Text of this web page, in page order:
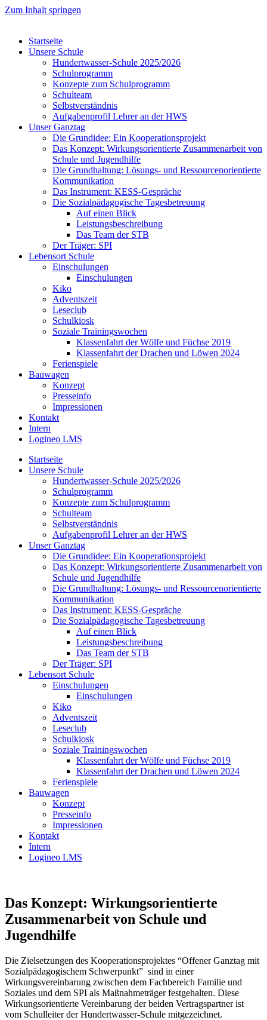
Zum Inhalt springen
Startseite
Unsere Schule
Hundertwasser-Schule 2025/2026
Schulprogramm
Konzepte zum Schulprogramm
Schulteam
Selbst­ver­ständ­nis
Aufgabenprofil Lehrer an der HWS
Unser Ganztag
Die Grundidee: Ein Kooperationsprojekt
Das Konzept: Wirkungsorientierte Zusammenarbeit von
Schule und Jugendhilfe
Die Grundhaltung: Lösungs- und Ressourcenorientierte
Kommunikation
Das Instrument: KESS-Gespräche
Die Sozialpädagogische Tagesbetreuung
Auf einen Blick
Leistungsbeschreibung
Das Team der STB
Der Träger: SPI
Lebensort Schule
Einschulungen
Einschulungen
Kiko
Adventszeit
Leseclub
Schulkiosk
Soziale Trainingswochen
Klassenfahrt der Wölfe und Füchse 2019
Klassenfahrt der Drachen und Löwen 2024
Ferienspiele
Bauwagen
Konzept
Presseinfo
Impressionen
Kontakt
Intern
Logineo LMS
Startseite
Unsere Schule
Hundertwasser-Schule 2025/2026
Schulprogramm
Konzepte zum Schulprogramm
Schulteam
Selbst­ver­ständ­nis
Aufgabenprofil Lehrer an der HWS
Unser Ganztag
Die Grundidee: Ein Kooperationsprojekt
Das Konzept: Wirkungsorientierte Zusammenarbeit von
Schule und Jugendhilfe
Die Grundhaltung: Lösungs- und Ressourcenorientierte
Kommunikation
Das Instrument: KESS-Gespräche
Die Sozialpädagogische Tagesbetreuung
Auf einen Blick
Leistungsbeschreibung
Das Team der STB
Der Träger: SPI
Lebensort Schule
Einschulungen
Einschulungen
Kiko
Adventszeit
Leseclub
Schulkiosk
Soziale Trainingswochen
Klassenfahrt der Wölfe und Füchse 2019
Klassenfahrt der Drachen und Löwen 2024
Ferienspiele
Bauwagen
Konzept
Presseinfo
Impressionen
Kontakt
Intern
Logineo LMS
Das Konzept: Wirkungsorientierte
Zusammenarbeit von Schule und
Jugendhilfe
Die Zielsetzungen des Kooperationsprojektes “Offener Ganztag mit
Sozialpädagogischem Schwerpunkt” sind in einer
Wirkungsvereinbarung zwischen dem Fachbereich Familie und
Soziales und dem SPI als Maßnahmeträger festgehalten. Diese
Wirkungsorientierte Vereinbarung der beiden Vertragspartner ist
vom Schulleiter der Hundertwasser-Schule mitgezeichnet.